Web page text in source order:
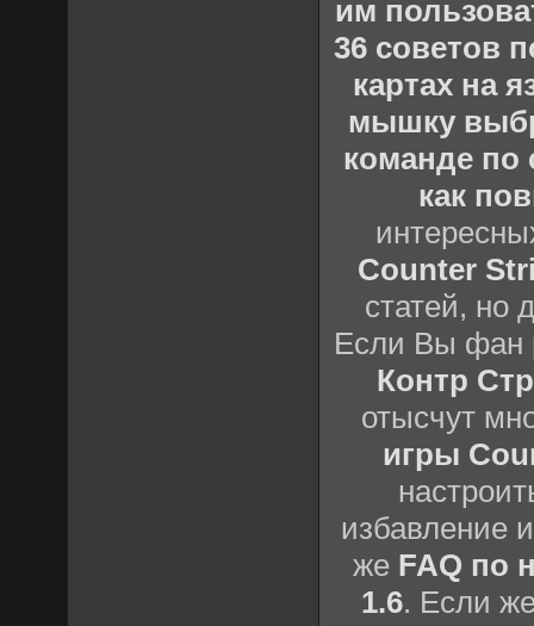
им
36 советов
картах на
мышку
команде по
как
Counter
статей, но
Если Вы фан
Контр
отысчут
игры
избавление
же FAQ по
1.6. Если